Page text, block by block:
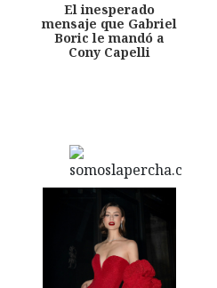
El inesperado
mensaje que Gabriel
Boric le mandó a
Cony Capelli